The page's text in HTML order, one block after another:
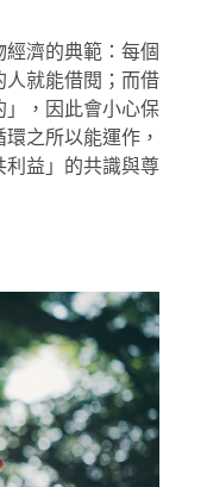
濟的典範：每個
人就能借閱；而借
」，因此會小心保
之所以能運作，
利益」的共識與尊